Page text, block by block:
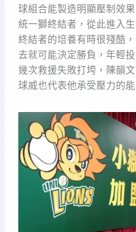
球組合能製造明顯壓制效
統一獅終結者，從此進入
終結者的培養有時很殘酷
去就可能決定勝負，年輕
幾次救援失敗打垮，陳韻
球威也代表他承受壓力的